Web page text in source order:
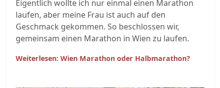
Eigentlich wollte ich nur einmal einen Marathon
laufen, aber meine Frau ist auch auf den
Geschmack gekommen. So beschlossen wir,
gemeinsam einen Marathon in Wien zu laufen.
Weiterlesen: Wien Marathon oder Halbmarathon?